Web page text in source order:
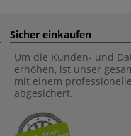
Sicher einkaufen
Um die Kunden- und
erhöhen, ist unser
mit einem
abgesichert.